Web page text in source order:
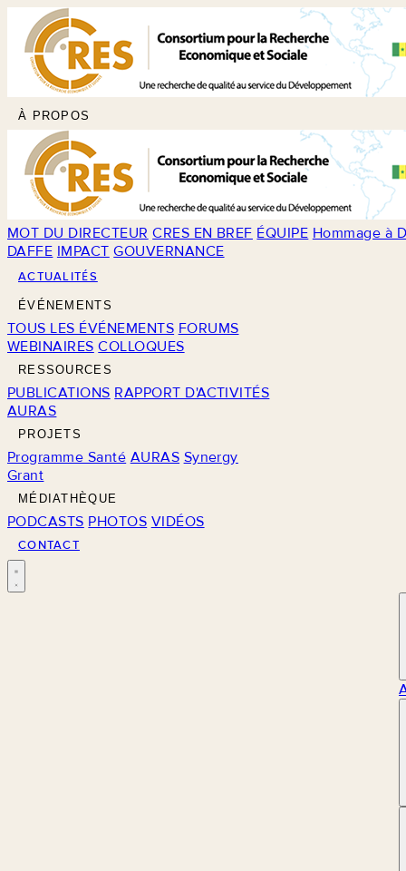
À PROPOS
MOT DU DIRECTEUR CRES EN BREF ÉQUIPE Hommage à
DAFFE IMPACT GOUVERNANCE
ACTUALITÉS
ÉVÉNEMENTS
TOUS LES ÉVÉNEMENTS FORUMS
WEBINAIRES COLLOQUES
RESSOURCES
PUBLICATIONS RAPPORT D'ACTIVITÉS
AURAS
PROJETS
Programme Santé AURAS Synergy
Grant
MÉDIATHÈQUE
PODCASTS PHOTOS VIDÉOS
CONTACT